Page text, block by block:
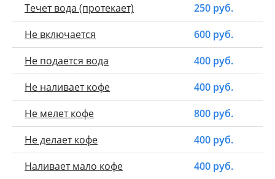
Течет вода (протекает)
250 руб.
Не включается
600 руб.
Не подается вода
400 руб.
Не наливает кофе
400 руб.
Не мелет кофе
800 руб.
Не делает кофе
400 руб.
Наливает мало кофе
400 руб.